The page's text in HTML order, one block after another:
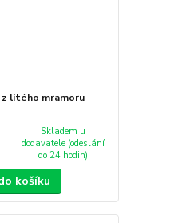
z litého mramoru
Skladem u
dodavatele (odeslání
do 24 hodin)
košíku